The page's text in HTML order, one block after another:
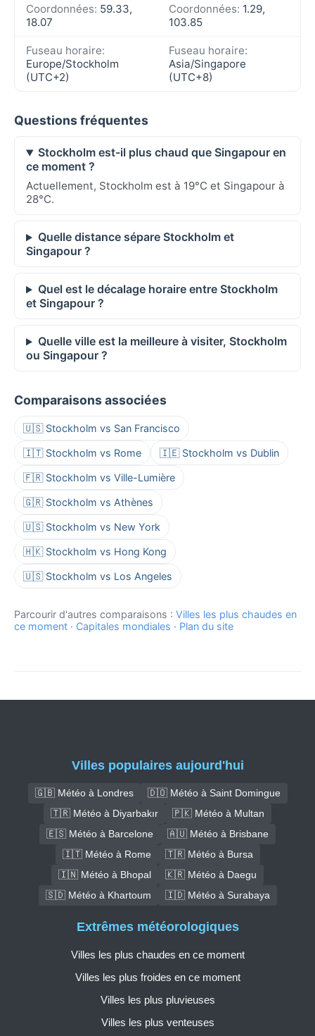
Coordonnées: 59.33,
18.07
Coordonnées: 1.29,
103.85
Fuseau horaire:
Europe/Stockholm
(UTC+2)
Fuseau horaire:
Asia/Singapore
(UTC+8)
Questions fréquentes
Stockholm est-il plus chaud que Singapour en
ce moment ?
Actuellement, Stockholm est à 19°C et Singapour à
28°C.
Quelle distance sépare Stockholm et
Singapour ?
Quel est le décalage horaire entre Stockholm
et Singapour ?
Quelle ville est la meilleure à visiter, Stockholm
ou Singapour ?
Comparaisons associées
🇺🇸 Stockholm vs San Francisco
🇮🇹 Stockholm vs Rome 🇮🇪 Stockholm vs Dublin
🇫🇷 Stockholm vs Ville-Lumière
🇬🇷 Stockholm vs Athènes
🇺🇸 Stockholm vs New York
🇭🇰 Stockholm vs Hong Kong
🇺🇸 Stockholm vs Los Angeles
Parcourir d'autres comparaisons : Villes les plus chaudes en
ce moment · Capitales mondiales · Plan du site
Villes populaires aujourd'hui
🇬🇧 Météo à Londres
🇩🇴 Météo à Saint Domingue
🇹🇷 Météo à Diyarbakır
🇵🇰 Météo à Multan
🇪🇸 Météo à Barcelone
🇦🇺 Météo à Brisbane
🇮🇹 Météo à Rome
🇹🇷 Météo à Bursa
🇮🇳 Météo à Bhopal
🇰🇷 Météo à Daegu
🇸🇩 Météo à Khartoum
🇮🇩 Météo à Surabaya
Extrêmes météorologiques
Villes les plus chaudes en ce moment
Villes les plus froides en ce moment
Villes les plus pluvieuses
Villes les plus venteuses